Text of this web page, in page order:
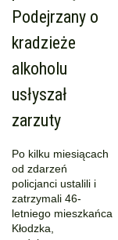
Podejrzany o
kradzieże
alkoholu
usłyszał
zarzuty
Po kilku miesiącach
od zdarzeń
policjanci ustalili i
zatrzymali 46-
letniego mieszkańca
Kłodzka,